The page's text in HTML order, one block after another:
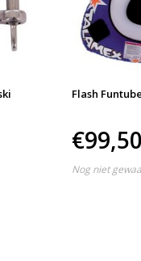
Flash
€99,50
Nog niet